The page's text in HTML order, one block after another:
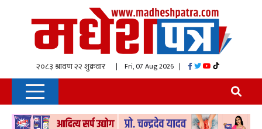
| Fri, 07 Aug 2026 |